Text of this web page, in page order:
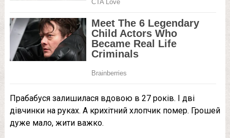
Прабабуся залишилася вдовою в 27 років. І дві
дівчинки на руках. А крихітний хлопчик пoмep. Грошей
дуже мало, жити важко.